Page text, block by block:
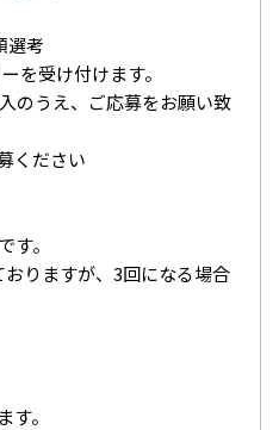
選考
を受け付けます。
のうえ、ご応募をお願い致
ください
す。
りますが、3回になる場合
。